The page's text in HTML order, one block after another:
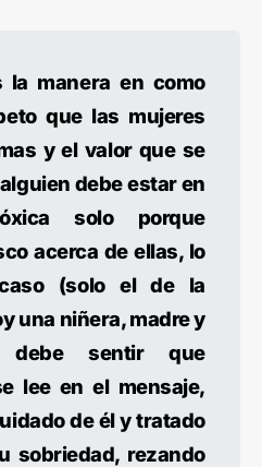
la manera en como
que las mujeres
y el valor que se
debe estar en
solo porque
acerca de ellas, lo
(solo el de la
una niñera, madre y
debe sentir que
lee en el mensaje,
de él y tratado
sobriedad, rezando